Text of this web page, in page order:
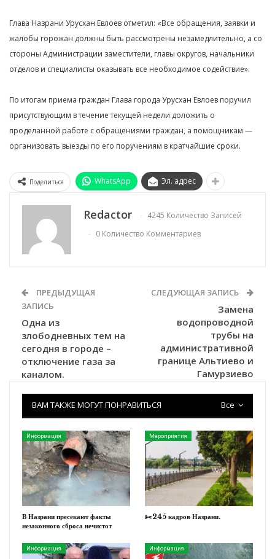
Глава Назрани Урусхан Евлоев отметил: «Все обращения, заявки и
жалобы горожан должны быть рассмотрены незамедлительно, а со
стороны Администрации заместители, главы округов, начальники
отделов и специалисты оказывать все необходимое содействие».
По итогам приема граждан Глава города Урусхан Евлоев поручил
присутствующим в течение текущей недели доложить о
проделанной работе с обращениями граждан, а помощникам —
организовать выезды по его поручениям в кратчайшие сроки.
Поделиться WhatsApp Эл. адрес
Redactor
4245 Количество Записей
0 Количество Комментариев
ПРЕДЫДУЩАЯ
ЗАПИСЬ
Одна из
злободневных тем на
сегодня в городе –
отключение газа за
каналом.
СЛЕДУЮЩАЯ ЗАПИСЬ
Замена
водопроводной
трубы на
административной
границе Альтиево и
Гамурзиево
Все
ВАМ ТАКЖЕ МОГУТ ПОНРАВИТЬСЯ
Информация
В Назрани пресекают факты
незаконного сброса нечистот
Мероприятия
✂️245 кадров Назрани.
Информация Информация